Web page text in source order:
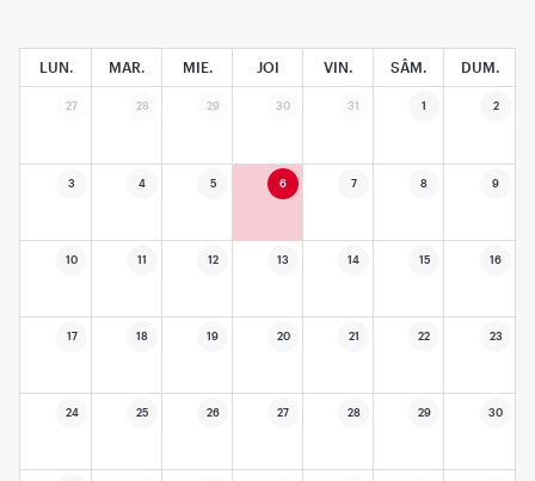
LUN. MAR. MIE. JOI VIN. SÂM. DUM.
27 28 29 30 31 1 2
3 4 5 6 7 8 9
10 11 12 13 14 15 16
17 18 19 20 21 22 23
24 25 26 27 28 29 30